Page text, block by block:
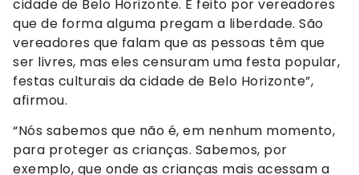
cidade de Belo Horizonte. É feito por vereadores
que de forma alguma pregam a liberdade. São
vereadores que falam que as pessoas têm que
ser livres, mas eles censuram uma festa popular,
festas culturais da cidade de Belo Horizonte”,
afirmou.
“Nós sabemos que não é, em nenhum momento,
para proteger as crianças. Sabemos, por
exemplo, que onde as crianças mais acessam a